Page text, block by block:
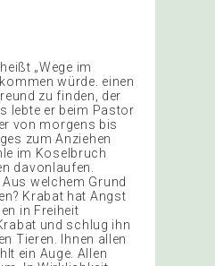
„Wege im
würde. einen
zu finden, der
lebte er beim Pastor
von morgens bis
zum Anziehen
im Koselbruch
davonlaufen.
welchem Grund
Krabat hat Angst
in Freiheit
und schlug ihn
Tieren. Ihnen allen
ein Auge. Allen